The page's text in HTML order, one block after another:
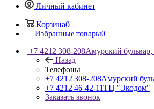
Личный кабинет
Корзина0
Избранные товары0
+7 4212 308-208Амурский бульвар,
Назад
Телефоны
+7 4212 308-208Амурский
+7 4212 46-42-11ТЦ "Экодом"
Заказать звонок